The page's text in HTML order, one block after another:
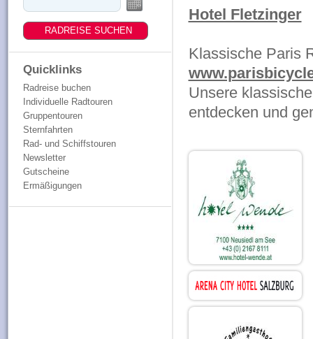
Quicklinks
Radreise buchen
Individuelle Radtouren
Gruppentouren
Sternfahrten
Rad- und Schiffstouren
Newsletter
Gutscheine
Ermäßigungen
Hotel Fletzinger
Klassische Paris
Unsere
entdecken und